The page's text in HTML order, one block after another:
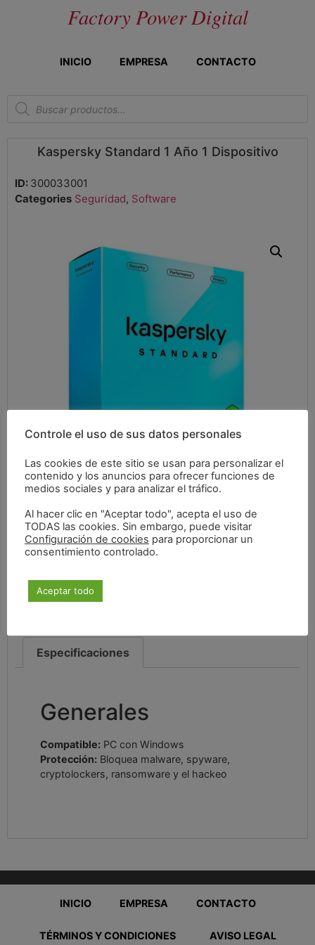
Factory Power Digital
INICIO EMPRESA CONTACTO
Kaspersky Standard 1 Año 1 Dispositivo
ID: 300033001
Categories Seguridad, Software
25,48€
Especificaciones
Generales
Compatible: PC con Windows
Protección: Bloquea malware, spyware,
cryptolockers, ransomware y el hackeo
INICIO EMPRESA CONTACTO
TÉRMINOS Y CONDICIONES AVISO LEGAL
Controle el uso de sus datos personales
Las cookies de este sitio se usan para personalizar el
contenido y los anuncios para ofrecer funciones de
medios sociales y para analizar el tráfico.
Al hacer clic en "Aceptar todo", acepta el uso de
TODAS las cookies. Sin embargo, puede visitar
Configuración de cookies para proporcionar un
consentimiento controlado.
Aceptar todo